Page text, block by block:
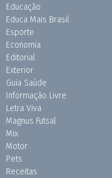
Educação
Educa Mais Brasil
Esporte
Economia
Editorial
Exterior
Guia Saúde
Informação Livre
Letra Viva
Magnus Futsal
Mix
Motor
Pets
Receitas